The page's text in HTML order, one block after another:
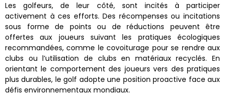
Les golfeurs, de leur côté, sont incités à participer
activement à ces efforts. Des récompenses ou incitations
sous forme de points ou de réductions peuvent être
offertes aux joueurs suivant les pratiques écologiques
recommandées, comme le covoiturage pour se rendre aux
clubs ou l’utilisation de clubs en matériaux recyclés. En
orientant le comportement des joueurs vers des pratiques
plus durables, le golf adopte une position proactive face aux
défis environnementaux mondiaux.